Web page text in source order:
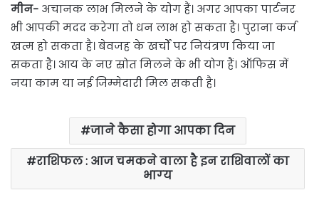
मीन- अचानक लाभ मिलने के योग हैं। अगर आपका पार्टनर
भी आपकी मदद करेगा तो धन लाभ हो सकता है। पुराना कर्ज
खत्म हो सकता है। बेवजह के खर्चों पर नियंत्रण किया जा
सकता है। आय के नए स्रोत मिलने के भी योग हैं। ऑफिस में
नया काम या नई जिम्मेदारी मिल सकती है।
जाने कैसा होगा आपका दिन
राशिफल : आज चमकने वाला है इन राशिवालों का
भाग्‍य